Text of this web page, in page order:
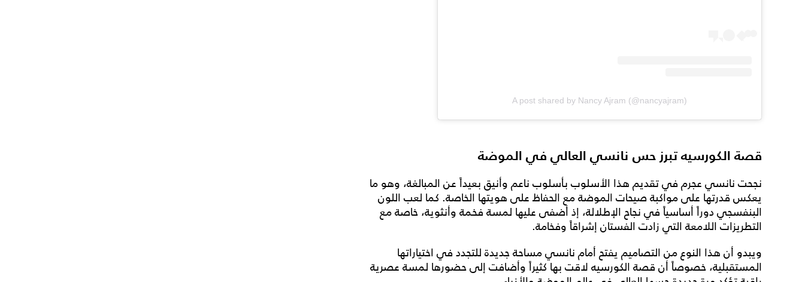
A post shared by Nancy Ajram (@nancyajram)
قصة الكورسيه تبرز حس نانسي العالي في الموضة
نجحت نانسي عجرم في تقديم هذا الأسلوب بأسلوب ناعم وأنيق بعيداً عن المبالغة، وهو ما
يعكس قدرتها على مواكبة صيحات الموضة مع الحفاظ على هويتها الخاصة. كما لعب اللون
البنفسجي دوراً أساسياً في نجاح الإطلالة، إذ أضفى عليها لمسة فخمة وأنثوية، خاصة مع
التطريزات اللامعة التي زادت الفستان إشراقاً وفخامة.
ويبدو أن هذا النوع من التصاميم يفتح أمام نانسي مساحة جديدة للتجدد في اختياراتها
المستقبلية، خصوصاً أن قصة الكورسيه لاقت بها كثيراً وأضافت إلى حضورها لمسة عصرية